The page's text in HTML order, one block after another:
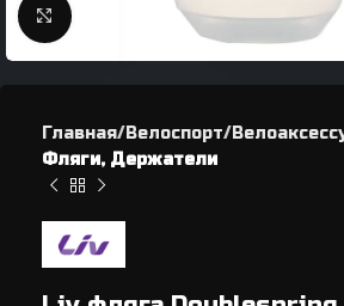
Нажмите, чтобы увеличить
Главная Велоспорт
Фляги, Держатели